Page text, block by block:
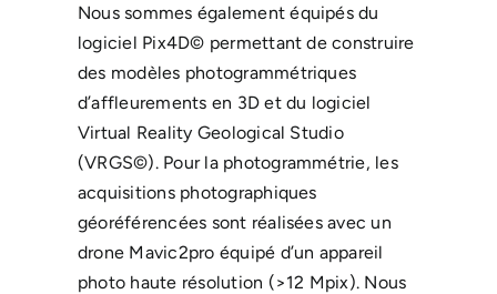
Nous sommes également équipés du
logiciel Pix4D© permettant de construire
des modèles photogrammétriques
d’affleurements en 3D et du logiciel
Virtual Reality Geological Studio
(VRGS©). Pour la photogrammétrie, les
acquisitions photographiques
géoréférencées sont réalisées avec un
drone Mavic2pro équipé d’un appareil
photo haute résolution (>12 Mpix). Nous